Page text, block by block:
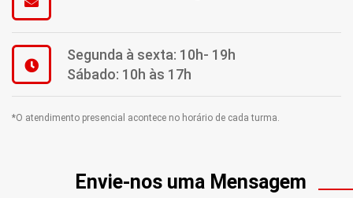
Segunda à sexta: 10h- 19h
Sábado: 10h às 17h
*O atendimento presencial acontece no horário de cada turma.
Envie-nos uma Mensagem